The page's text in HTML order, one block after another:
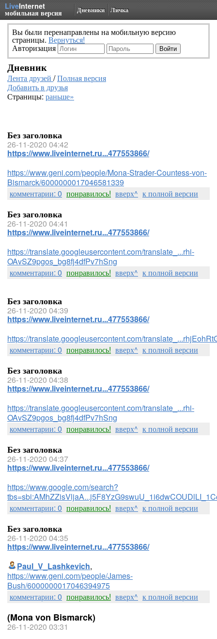
LiveInternet
мобильная версия Дневники Личка
Вы были перенаправлены на мобильную версию
страницы. Вернуться!
Авторизация
Дневник
Лента друзей /Полная версия
Добавить в друзья
Страницы: раньше»
Без заголовка
26-11-2020 04:42
https://www.liveinternet.ru...477553866/
https://www.geni.com/people/Mona-Strader-Countess-von-
Bismarck/6000000017046581339
комментарии: 0 понравилось! вверх^ к полной версии
Без заголовка
26-11-2020 04:41
https://www.liveinternet.ru...477553866/
https://translate.googleusercontent.com/translate_...rhi-
OAvSZ9pgos_bg8fj4dfPv7hSng
комментарии: 0 понравилось! вверх^ к полной версии
Без заголовка
26-11-2020 04:39
https://www.liveinternet.ru...477553866/
https://translate.googleusercontent.com/
комментарии: 0 понравилось! вверх^ к полной версии
Без заголовка
26-11-2020 04:38
https://www.liveinternet.ru...477553866/
https://translate.googleusercontent.com/translate_...rhi-
OAvSZ9pgos_bg8fj4dfPv7hSng
комментарии: 0 понравилось! вверх^ к полной версии
Без заголовка
26-11-2020 04:37
https://www.liveinternet.ru...477553866/
https://www.google.com/search?
комментарии: 0 понравилось! вверх^ к полной версии
Без заголовка
26-11-2020 04:35
https://www.liveinternet.ru...477553866/
Paul_V_Lashkevich,
https://www.geni.com/people/James-
Bush/6000000017046394975
комментарии: 0 понравилось! вверх^ к полной версии
(Mona von Bismarck)
26-11-2020 03:31